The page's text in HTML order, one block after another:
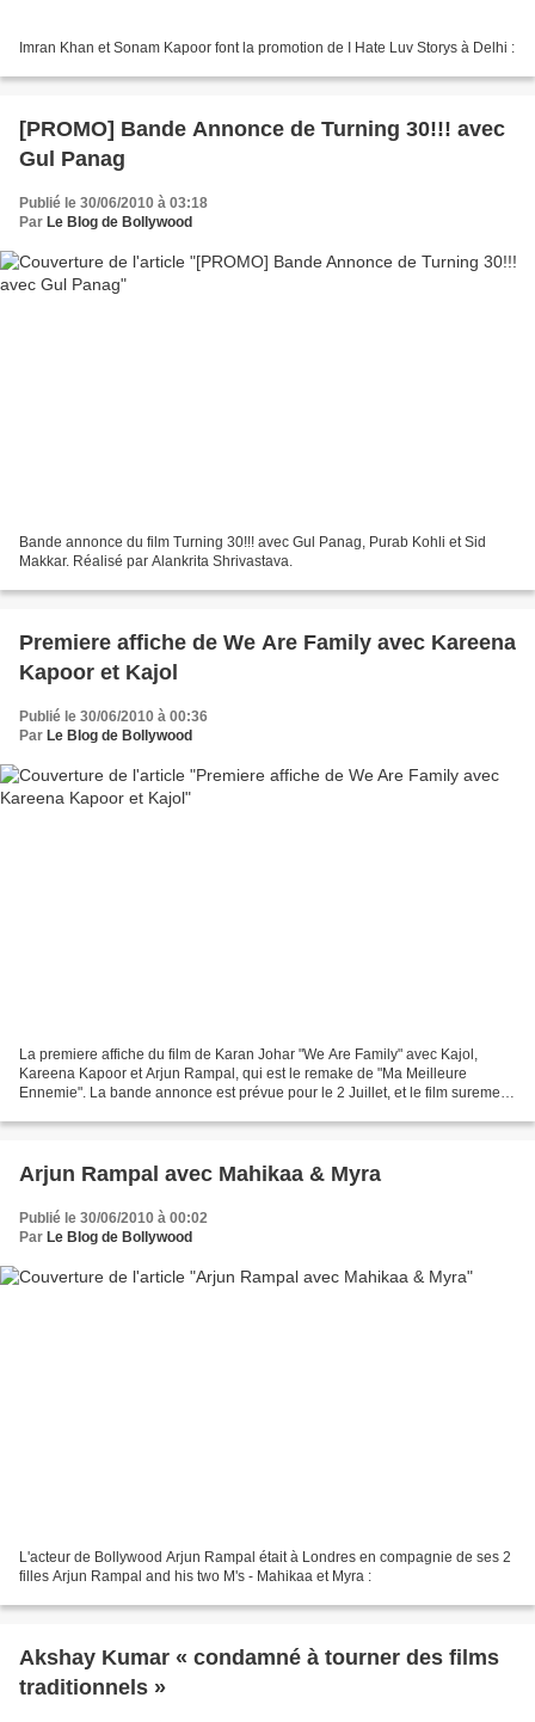
Imran Khan et Sonam Kapoor font la promotion de I Hate Luv Storys à Delhi :
[PROMO] Bande Annonce de Turning 30!!! avec
Gul Panag
Publié le 30/06/2010 à 03:18
Par Le Blog de Bollywood
Bande annonce du film Turning 30!!! avec Gul Panag, Purab Kohli et Sid
Makkar. Réalisé par Alankrita Shrivastava.
Premiere affiche de We Are Family avec Kareena
Kapoor et Kajol
Publié le 30/06/2010 à 00:36
Par Le Blog de Bollywood
La premiere affiche du film de Karan Johar "We Are Family" avec Kajol,
Kareena Kapoor et Arjun Rampal, qui est le remake de "Ma Meilleure
Ennemie". La bande annonce est prévue pour le 2 Juillet, et le film surement
Arjun Rampal avec Mahikaa & Myra
Publié le 30/06/2010 à 00:02
Par Le Blog de Bollywood
L'acteur de Bollywood Arjun Rampal était à Londres en compagnie de ses 2
filles Arjun Rampal and his two M's - Mahikaa et Myra :
Akshay Kumar « condamné à tourner des films
traditionnels »